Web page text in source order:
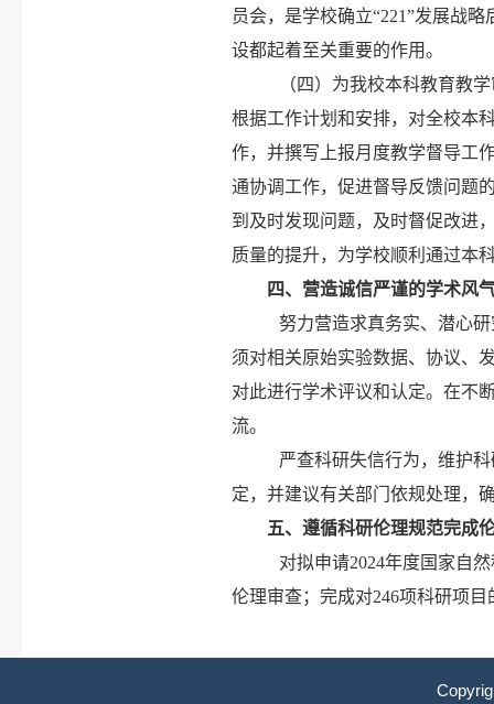
员会，是学校确立“221”发展战
设都起着至关重要的作用。
（四）为我校本科教育教
根据工作计划和安排，对全校本
作，并撰写上报月度教学督导工
通协调工作，促进督导反馈问题
到及时发现问题，及时督促改进
质量的提升，为学校顺利通过本
四、 营造诚信严谨的学术风
努力营造求真务实、潜心
须对相关原始实验数据、协议、
对此进行学术评议和认定。在不
流。
严查科研失信行为，维护
定，并建议有关部门依规处理，
五、遵循科研伦理规范完成
对拟申请2024年度国家自
伦理审查；完成对246项科研项